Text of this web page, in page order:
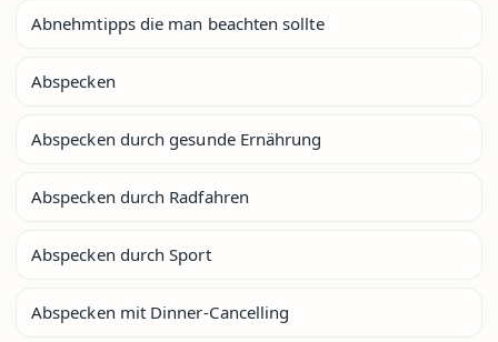
Abnehmtipps die man beachten sollte
Abspecken
Abspecken durch gesunde Ernährung
Abspecken durch Radfahren
Abspecken durch Sport
Abspecken mit Dinner-Cancelling